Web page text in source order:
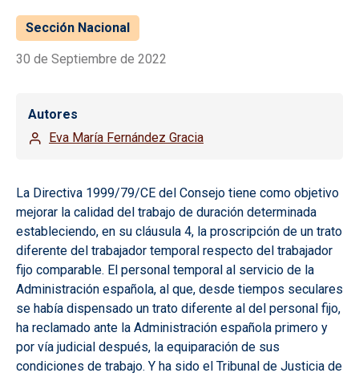
Sección Nacional
30 de Septiembre de 2022
Autores
Eva María Fernández Gracia
La Directiva 1999/79/CE del Consejo tiene como objetivo
mejorar la calidad del trabajo de duración determinada
estableciendo, en su cláusula 4, la proscripción de un trato
diferente del trabajador temporal respecto del trabajador
fijo comparable. El personal temporal al servicio de la
Administración española, al que, desde tiempos seculares
se había dispensado un trato diferente al del personal fijo,
ha reclamado ante la Administración española primero y
por vía judicial después, la equiparación de sus
condiciones de trabajo. Y ha sido el Tribunal de Justicia de